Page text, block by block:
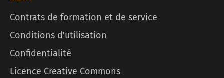
Contrats de formation et de service
Conditions d'utilisation
Confidentialité
Licence Creative Commons